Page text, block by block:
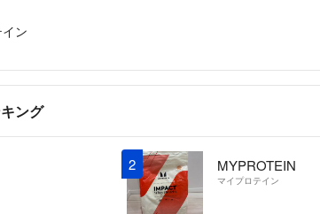
ン
ング
2 MYPROTEIN
マイプロテイン